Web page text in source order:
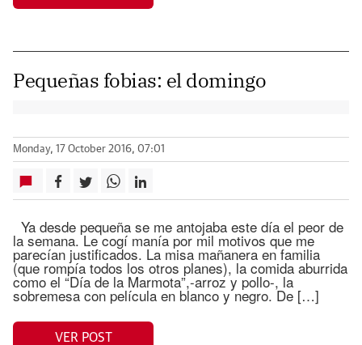
Pequeñas fobias: el domingo
Monday, 17 October 2016, 07:01
Ya desde pequeña se me antojaba este día el peor de
la semana. Le cogí manía por mil motivos que me
parecían justificados. La misa mañanera en familia
(que rompía todos los otros planes), la comida aburrida
como el “Día de la Marmota”,-arroz y pollo-, la
sobremesa con película en blanco y negro. De […]
VER POST